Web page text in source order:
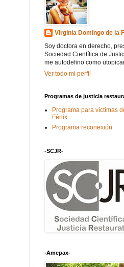
Virginia Domingo de la
Soy doctora en derecho,
Sociedad Científica de
me autodefino como
Ver todo mi perfil
Programas de justicia
Programa para víctimas
Fénix
Programa reconexión
-SCJR-
-Amepax-